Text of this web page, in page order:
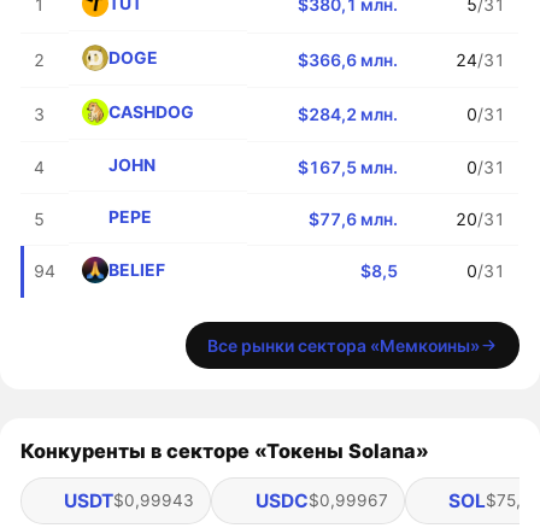
2 DOGE $366,6 млн. 24/31
3 CASHDOG $284,2 млн. 0/31
4 JOHN $167,5 млн. 0/31
5 PEPE $77,6 млн. 20/31
94 BELIEF $8,5 0/31
Все рынки сектора «Мемкоины»
Конкуренты в секторе «Токены Solana»
USDT$0,99943 USDC$0,99967 SOL$75,84